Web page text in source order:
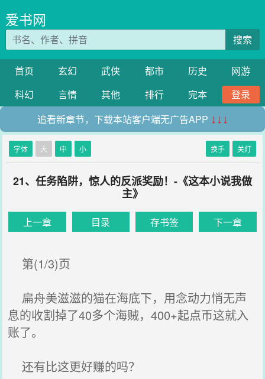
爱书网
搜索
首页 玄幻 武侠 都市 历史
网游
科幻
言情 其他 排行 完本
登录
追看新章节，下载本站客户端无广告APP ↓↓↓
字体 大 中 小 换手 关灯
21、任务陷阱，惊人的反派奖励！-《这本小说我做
主》
上一章 目录 存书签 下一章
第(1/3)页
扁舟美滋滋的猫在海底下，用念动力悄无声
息的收割掉了40多个海贼，400+起点币这就入
账了。
还有比这更好赚的吗？